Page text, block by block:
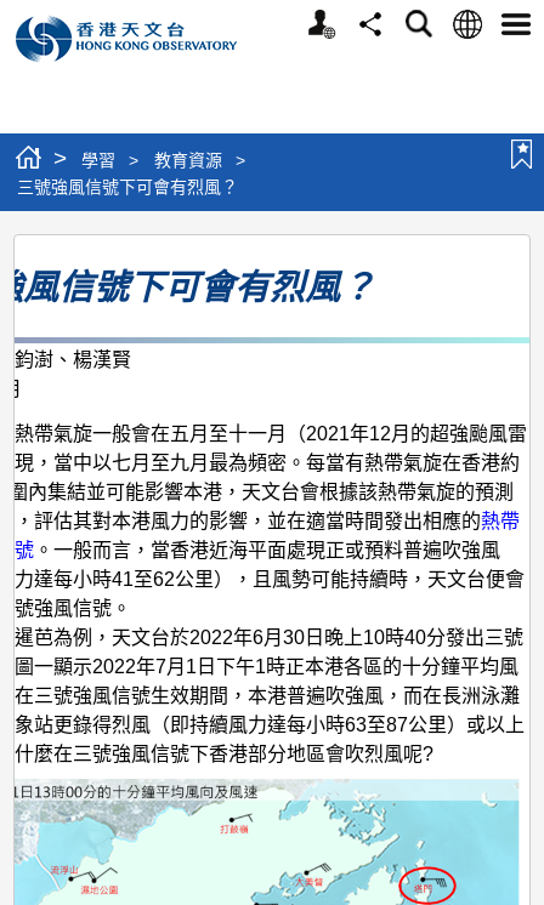
個
分
搜
語
選
> 學習 > 教育資源
>
三號強風信號下可會有烈風？
三
號
風
信
號
下
可
會
有
烈
風？
風信號下可會有烈風？
鈞澍、楊漢賢
熱帶氣旋一般會在五月至十一月（2021年12月的超強颱風雷
現，當中以七月至九月最為頻密。每當有熱帶氣旋在香港約
圍內集結並可能影響本港，天文台會根據該熱帶氣旋的預測
，評估其對本港風力的影響，並在適當時間發出相應的熱帶
號 。一般而言，當香港近海平面處現正或預料普遍吹強風
力達每小時41至62公里），且風勢可能持續時，天文台便會
號強風信號。
暹芭為例，天文台於2022年6月30日晚上10時40分發出三號
圖一顯示2022年7月1日下午1時正本港各區的十分鐘平均風
在三號強風信號生效期間，本港普遍吹強風，而在長洲泳灘
象站更錄得烈風（即持續風力達每小時63至87公里）或以上
什麼在三號強風信號下香港部分地區會吹烈風呢?